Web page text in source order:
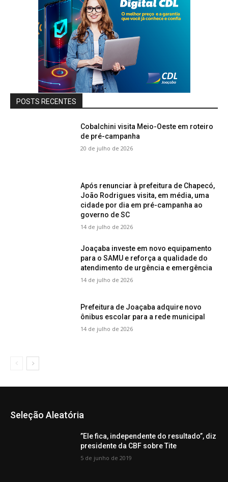
POSTS RECENTES
Cobalchini visita Meio-Oeste em roteiro
de pré-campanha
20 de julho de 2026
Após renunciar à prefeitura de Chapecó,
João Rodrigues visita, em média, uma
cidade por dia em pré-campanha ao
governo de SC
14 de julho de 2026
Joaçaba investe em novo equipamento
para o SAMU e reforça a qualidade do
atendimento de urgência e emergência
14 de julho de 2026
Prefeitura de Joaçaba adquire novo
ônibus escolar para a rede municipal
14 de julho de 2026
Seleção Aleatória
”Ele fica, independente do resultado”, diz
presidente da CBF sobre Tite
5 de junho de 2019